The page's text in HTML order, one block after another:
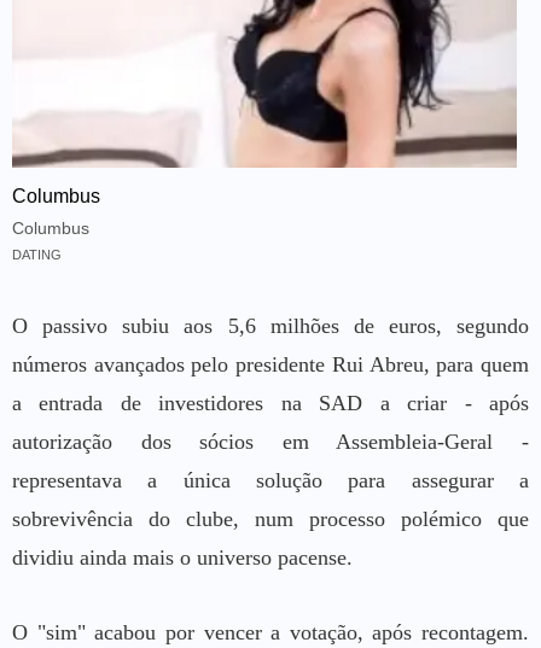
Columbus
Columbus
DATING
O passivo subiu aos 5,6 milhões de euros, segundo
números avançados pelo presidente Rui Abreu, para quem
a entrada de investidores na SAD a criar - após
autorização dos sócios em Assembleia-Geral -
representava a única solução para assegurar a
sobrevivência do clube, num processo polémico que
dividiu ainda mais o universo pacense.
O "sim" acabou por vencer a votação, após recontagem.